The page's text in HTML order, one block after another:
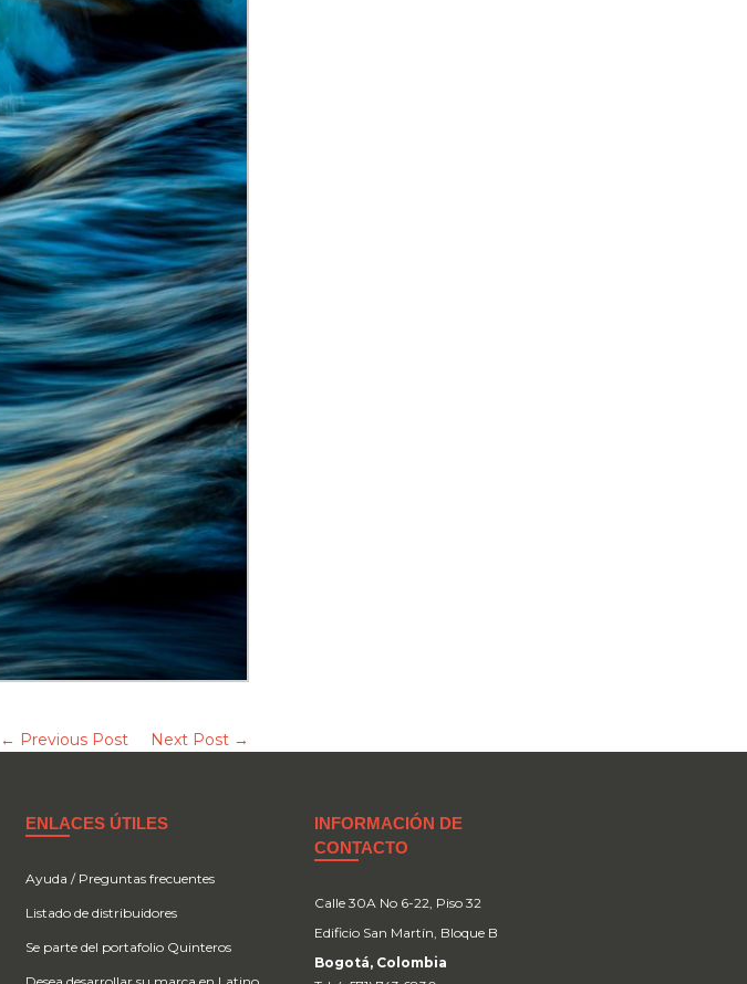
← Previous Post Next Post →
ENLACES ÚTILES
Ayuda / Preguntas frecuentes
Listado de distribuidores
Se parte del portafolio Quinteros
INFORMACIÓN DE
CONTACTO
Calle 30A No 6-22, Piso 32
Edificio San Martín, Bloque B
Bogotá, Colombia